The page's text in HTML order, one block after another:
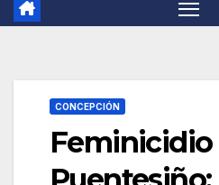
CONCEPCIÓN
Feminicidio